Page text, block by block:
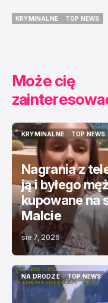
KRYMINALNE
TOP NEWS
Może cię
KRYMINALNE
KRYMINALNE
TOP NEWS
TOP NEWS
Nagrania z
ją i byłego
kupowane na
Malcie
sie 7, 2026
NA DRODZE
NA DRODZE
TOP NEWS
TOP NEWS